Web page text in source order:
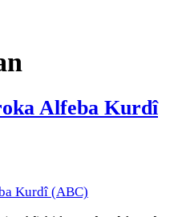
Alfeba Kurdî